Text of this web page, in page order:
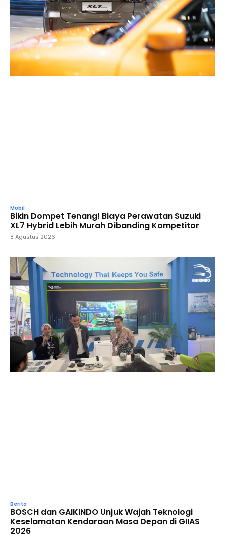
Mobil
Bikin Dompet Tenang! Biaya Perawatan Suzuki
XL7 Hybrid Lebih Murah Dibanding Kompetitor
8 Agustus 2026
Berita
BOSCH dan GAIKINDO Unjuk Wajah Teknologi
Keselamatan Kendaraan Masa Depan di GIIAS
2026